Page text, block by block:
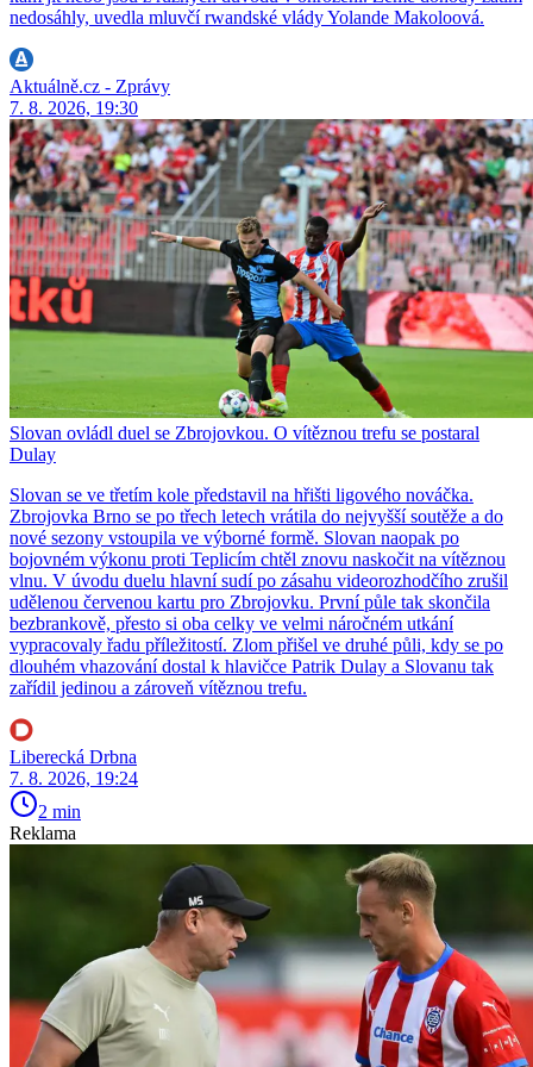
nedosáhly, uvedla mluvčí rwandské vlády Yolande Makoloová.
Aktuálně.cz - Zprávy
7. 8. 2026, 19:30
Slovan ovládl duel se Zbrojovkou. O vítěznou trefu se postaral
Dulay
Slovan se ve třetím kole představil na hřišti ligového nováčka.
Zbrojovka Brno se po třech letech vrátila do nejvyšší soutěže a do
nové sezony vstoupila ve výborné formě. Slovan naopak po
bojovném výkonu proti Teplicím chtěl znovu naskočit na vítěznou
vlnu. V úvodu duelu hlavní sudí po zásahu videorozhodčího zrušil
udělenou červenou kartu pro Zbrojovku. První půle tak skončila
bezbrankově, přesto si oba celky ve velmi náročném utkání
vypracovaly řadu příležitostí. Zlom přišel ve druhé půli, kdy se po
dlouhém vhazování dostal k hlavičce Patrik Dulay a Slovanu tak
zařídil jedinou a zároveň vítěznou trefu.
Liberecká Drbna
7. 8. 2026, 19:24
2 min
Reklama